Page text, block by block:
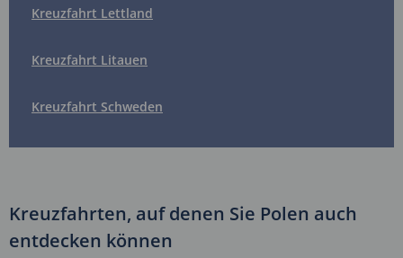
Kreuzfahrt Lettland
Kreuzfahrt Litauen
Kreuzfahrt Schweden
Kreuzfahrten, auf denen Sie Polen auch
entdecken können